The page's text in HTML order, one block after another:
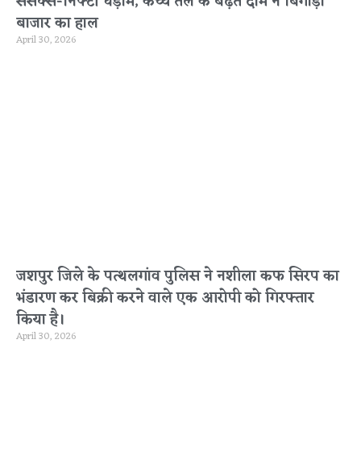
बाजार का हाल
April 30, 2026
जशपुर जिले के पत्थलगांव पुलिस ने नशीला कफ सिरप का
भंडारण कर बिक्री करने वाले एक आरोपी को गिरफ्तार
किया है।
April 30, 2026